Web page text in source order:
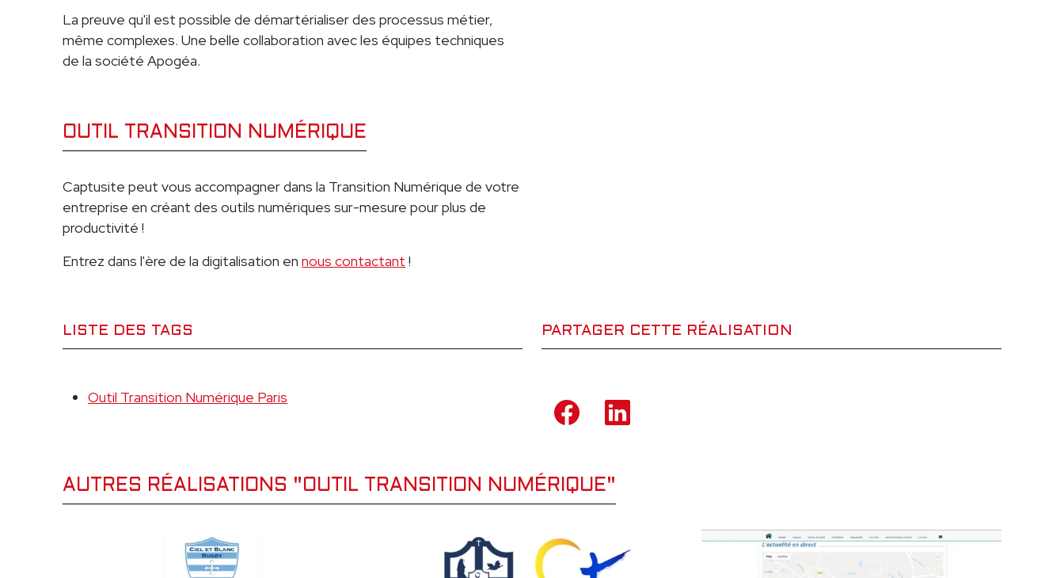
La preuve qu'il est possible de démartérialiser des processus métier,
même complexes. Une belle collaboration avec les équipes techniques
de la société Apogéa.
OUTIL TRANSITION NUMÉRIQUE
Captusite peut vous accompagner dans la Transition Numérique de votre
entreprise en créant des outils numériques sur-mesure pour plus de
productivité !
Entrez dans l'ère de la digitalisation ennous contactant !
LISTE DES TAGS
Outil Transition Numérique Paris
PARTAGER CETTE RÉALISATION
AUTRES RÉALISATIONS "OUTIL TRANSITION NUMÉRIQUE"